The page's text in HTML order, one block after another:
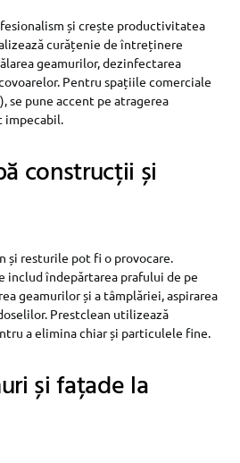
și crește productivitatea
curățenie de întreținere
geamurilor, dezinfectarea
Pentru spațiile comerciale
se pune accent pe atragerea
impecabil.
construcții și
și resturile pot fi o provocare.
includ îndepărtarea prafului de pe
geamurilor și a tâmplăriei, aspirarea
Prestclean utilizează
a elimina chiar și particulele fine.
și fațade la